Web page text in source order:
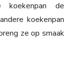
de
koekenpan
ze op smaak